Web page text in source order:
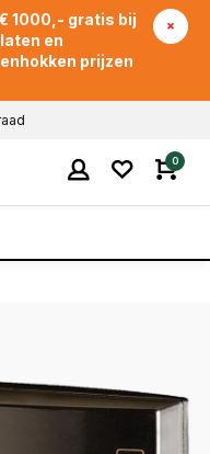
1000,- gratis bij
en
prijzen
0